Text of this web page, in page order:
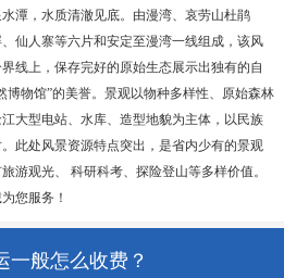
潭，水质清澈见底。由漫湾、哀劳山杜鹃
仙人寨等六片和安定至漫湾一线组成，该风
线上，保存完好的原始生态展示出独有的自
博物馆”的美誉。景观以物种多样性、原始森林
大型电站、水库、造型地貌为主体，以民族
此处风景资源特点突出，是省内少有的景观
游观光、 科研科考、探险登山等多样价值。
您服务！
运要多少天？
一般怎么收费？